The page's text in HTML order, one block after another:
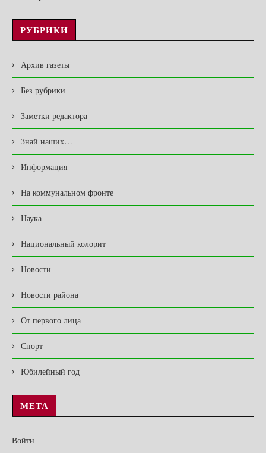
РУБРИКИ
Архив газеты
Без рубрики
Заметки редактора
Знай наших…
Информация
На коммунальном фронте
Наука
Национальный колорит
Новости
Новости района
От первого лица
Спорт
Юбилейный год
МЕТА
Войти